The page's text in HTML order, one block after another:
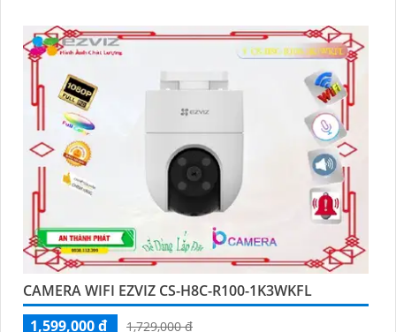
CAMERA WIFI EZVIZ CS-H8C-R100-1K3WKFL
1,599,000 ₫
1,729,000 ₫